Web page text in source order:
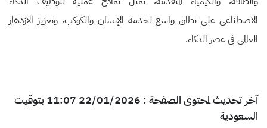
الاصطناعي على نطاق واسع لخدمة الإنسان والكوكب، وتعزيز الازدهار
العالمي في عصر الذكاء.
آخر تحديث لمحتوى الصفحة : 22/01/2026 11:07 بتوقيت
السعودية